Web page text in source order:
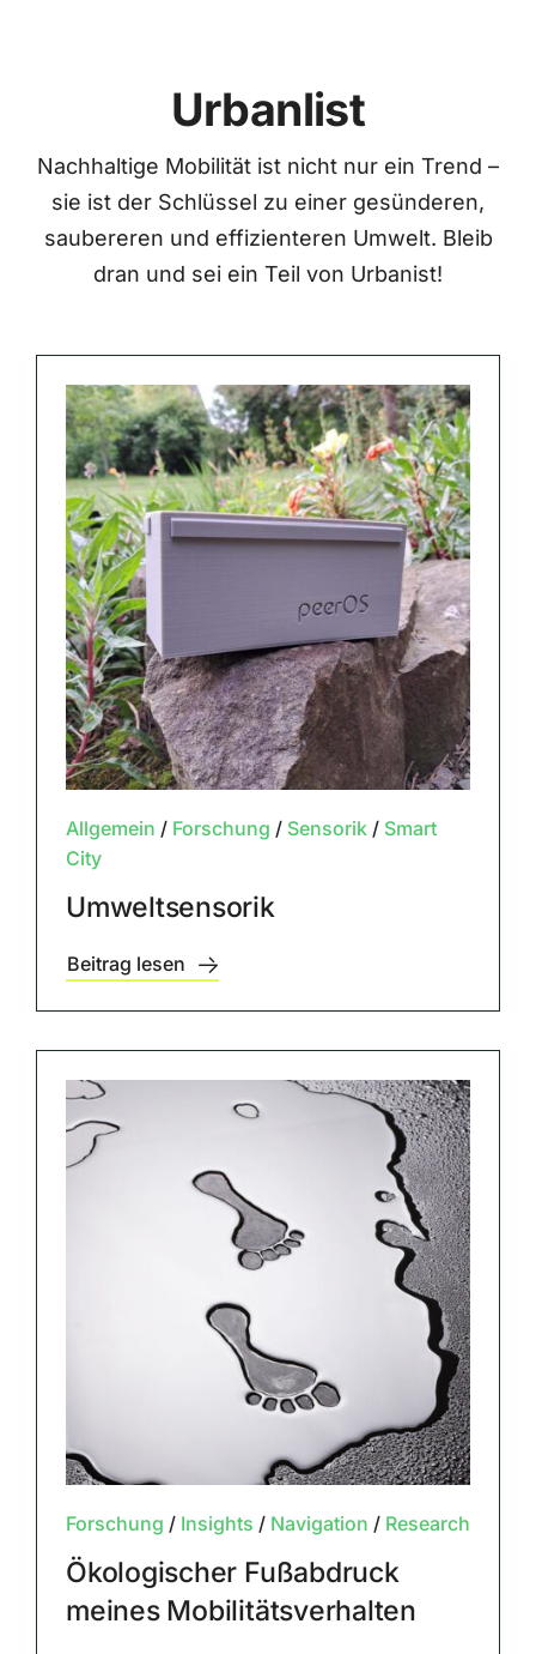
Urbanlist
Nachhaltige Mobilität ist nicht nur ein Trend –
sie ist der Schlüssel zu einer gesünderen,
saubereren und effizienteren Umwelt. Bleib
dran und sei ein Teil von Urbanist!
Allgemein / Forschung / Sensorik/ Smart
City
Umweltsensorik
Beitrag lesen
Forschung / Insights / Navigation / Research
Ökologischer Fußabdruck
meines Mobilitätsverhalten